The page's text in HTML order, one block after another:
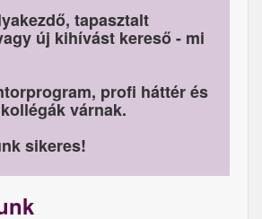
tapasztalt
új kihívást kereső - mi
profi háttér és
várnak.
sikeres!